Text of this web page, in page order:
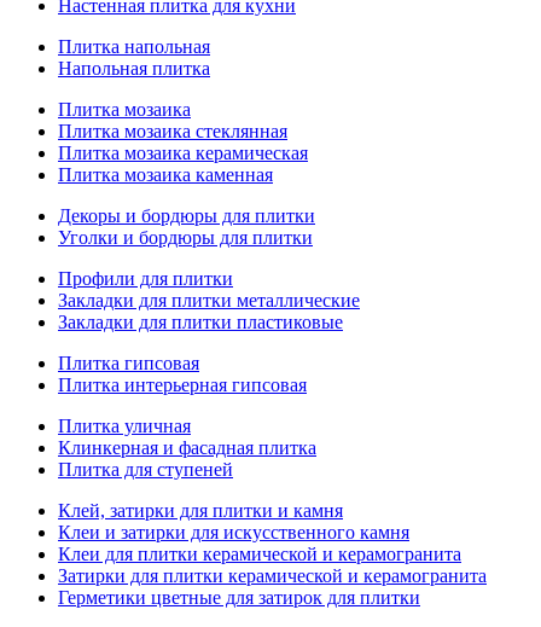
Настенная плитка для кухни
Плитка напольная
Напольная плитка
Плитка мозаика
Плитка мозаика стеклянная
Плитка мозаика керамическая
Плитка мозаика каменная
Декоры и бордюры для плитки
Уголки и бордюры для плитки
Профили для плитки
Закладки для плитки металлические
Закладки для плитки пластиковые
Плитка гипсовая
Плитка интерьерная гипсовая
Плитка уличная
Клинкерная и фасадная плитка
Плитка для ступеней
Клей, затирки для плитки и камня
Клеи и затирки для искусственного камня
Клеи для плитки керамической и керамогранита
Затирки для плитки керамической и керамогранита
Герметики цветные для затирок для плитки